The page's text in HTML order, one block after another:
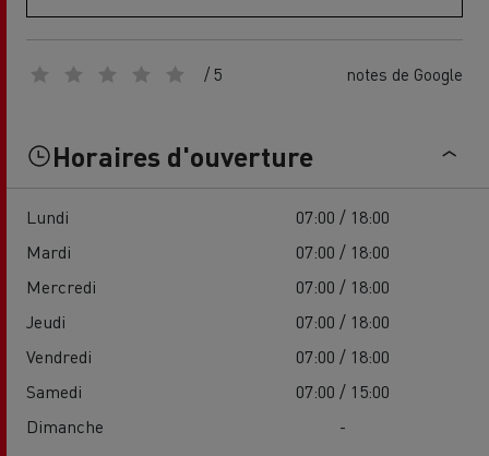
/ 5 notes de Google
Horaires d'ouverture
Lundi
07:00 / 18:00
Mardi
07:00 / 18:00
Mercredi
07:00 / 18:00
Jeudi
07:00 / 18:00
Vendredi
07:00 / 18:00
Samedi
07:00 / 15:00
Dimanche
-